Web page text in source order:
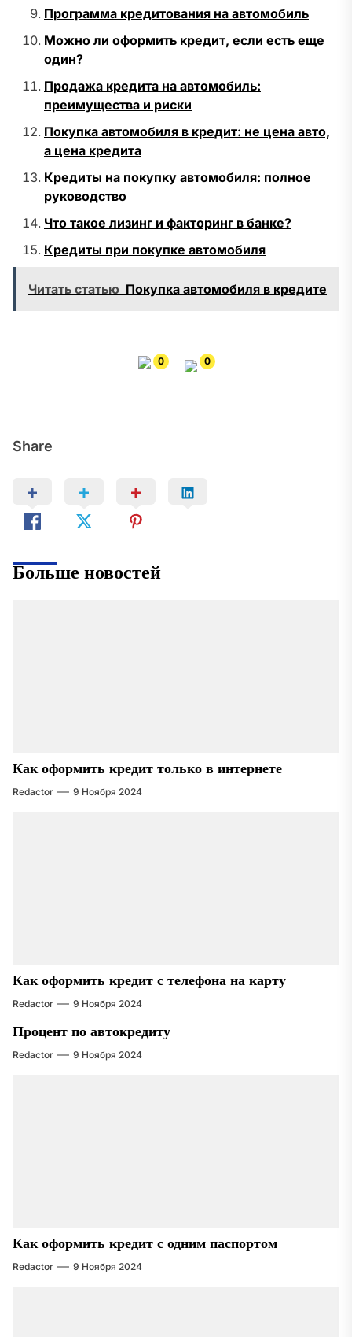
Share
Программа кредитования на автомобиль
Можно ли оформить кредит, если есть еще
один?
Продажа кредита на автомобиль:
преимущества и риски
Покупка автомобиля в кредит: не цена авто,
а цена кредита
Кредиты на покупку автомобиля: полное
руководство
Что такое лизинг и факторинг в банке?
Кредиты при покупке автомобиля
Читать статью Покупка автомобиля в кредите
0 0
Больше новостей
Как оформить кредит только в интернете
Redactor 9 Ноября 2024
Как оформить кредит с телефона на карту
Redactor 9 Ноября 2024
Процент по автокредиту
Redactor 9 Ноября 2024
Как оформить кредит с одним паспортом
Redactor 9 Ноября 2024